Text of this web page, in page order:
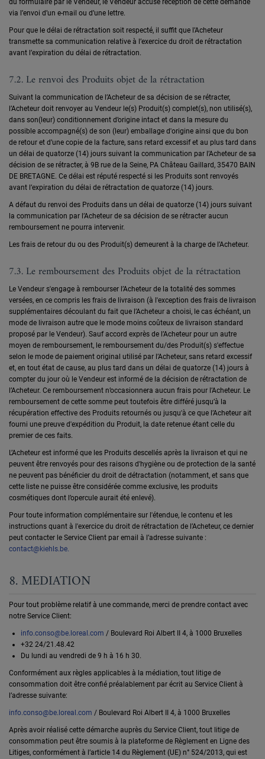
du formulaire par le Vendeur, le Vendeur accuse réception de cette demande
via l’envoi d’un e-mail ou d’une lettre.
Pour que le délai de rétractation soit respecté, il suffit que l’Acheteur
transmette sa communication relative à l’exercice du droit de rétractation
avant l’expiration du délai de rétractation.
7.2. Le renvoi des Produits objet de la rétractation
Suivant la communication de l’Acheteur de sa décision de se rétracter,
l’Acheteur doit renvoyer au Vendeur le(s) Produit(s) complet(s), non utilisé(s),
dans son(leur) conditionnement d’origine intact et dans la mesure du
possible accompagné(s) de son (leur) emballage d'origine ainsi que du bon
de retour et d’une copie de la facture, sans retard excessif et au plus tard dans
un délai de quatorze (14) jours suivant la communication par l’Acheteur de sa
décision de se rétracter, à 9B rue de la Seine, PA Château Gaillard, 35470 BAIN
DE BRETAGNE. Ce délai est réputé respecté si les Produits sont renvoyés
avant l’expiration du délai de rétractation de quatorze (14) jours.
A défaut du renvoi des Produits dans un délai de quatorze (14) jours suivant
la communication par l’Acheteur de sa décision de se rétracter aucun
remboursement ne pourra intervenir.
Les frais de retour du ou des Produit(s) demeurent à la charge de l’Acheteur.
7.3. Le remboursement des Produits objet de la rétractation
Le Vendeur s'engage à rembourser l’Acheteur de la totalité des sommes
versées, en ce compris les frais de livraison (à l'exception des frais de livraison
supplémentaires découlant du fait que l’Acheteur a choisi, le cas échéant, un
mode de livraison autre que le mode moins coûteux de livraison standard
proposé par le Vendeur). Sauf accord exprès de l’Acheteur pour un autre
moyen de remboursement, le remboursement du/des Produit(s) s'effectue
selon le mode de paiement original utilisé par l’Acheteur, sans retard excessif
et, en tout état de cause, au plus tard dans un délai de quatorze (14) jours à
compter du jour où le Vendeur est informé de la décision de rétractation de
l’Acheteur. Ce remboursement n’occasionnera aucun frais pour l’Acheteur. Le
remboursement de cette somme peut toutefois être différé jusqu’à la
récupération effective des Produits retournés ou jusqu'à ce que l’Acheteur ait
fourni une preuve d'expédition du Produit, la date retenue étant celle du
premier de ces faits.
L’Acheteur est informé que les Produits descellés après la livraison et qui ne
peuvent être renvoyés pour des raisons d'hygiène ou de protection de la santé
ne peuvent pas bénéficier du droit de détractation (notamment, et sans que
cette liste ne puisse être considérée comme exclusive, les produits
cosmétiques dont l’opercule aurait été enlevé).
Pour toute information complémentaire sur l'étendue, le contenu et les
instructions quant à l'exercice du droit de rétractation de l’Acheteur, ce dernier
peut contacter le Service Client par email à l’adresse suivante :
contact@kiehls.be.
8. MEDIATION
Pour tout problème relatif à une commande, merci de prendre contact avec
notre Service Client:
info.conso@be.loreal.com / Boulevard Roi Albert II 4, à 1000 Bruxelles
+32 24/21.48.42
Du lundi au vendredi de 9 h à 16 h 30.
Conformément aux règles applicables à la médiation, tout litige de
consommation doit être confié préalablement par écrit au Service Client à
l’adresse suivante:
info.conso@be.loreal.com / Boulevard Roi Albert II 4, à 1000 Bruxelles
Après avoir réalisé cette démarche auprès du Service Client, tout litige de
consommation peut être soumis à la plateforme de Règlement en Ligne des
Litiges, conformément à l’article 14 du Règlement (UE) n° 524/2013, qui est